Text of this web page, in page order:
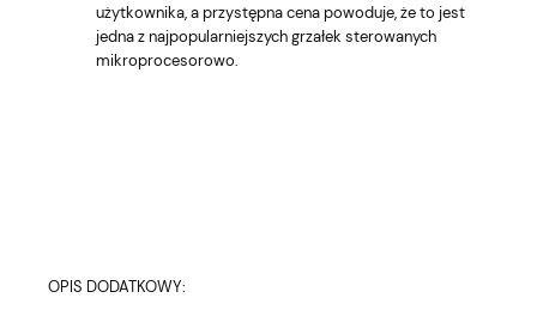
użytkownika, a przystępna cena powoduje, że to jest
jedna z najpopularniejszych grzałek sterowanych
mikroprocesorowo.
OPIS DODATKOWY: